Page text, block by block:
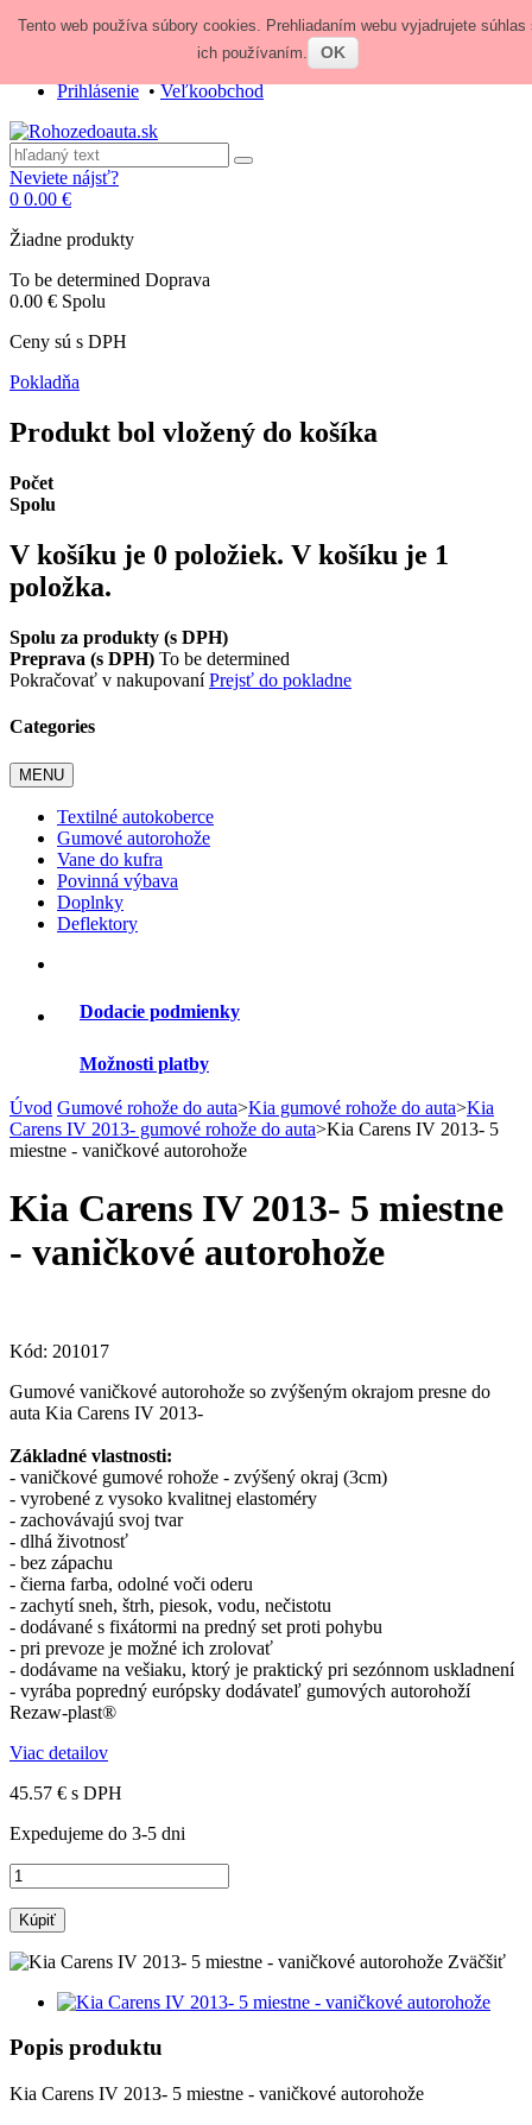
Zavolajte nám:+421 948 84 64 64
obchod@rohozedoauta.sk
Prihlásenie•Veľkoobchod
Neviete nájsť?
0 0.00 €
Žiadne produkty
To be determined Doprava
0.00 € Spolu
Ceny sú s DPH
Pokladňa
Produkt bol vložený do košíka
Počet
Spolu
V košíku je 0 položiek. V košíku je 1
položka.
Spolu za produkty (s DPH)
Preprava (s DPH) To be determined
Pokračovať v nakupovaníPrejsť do pokladne
Categories
MENU
Textilné autokoberce
Gumové autorohože
Vane do kufra
Povinná výbava
Doplnky
Deflektory
Dodacie podmienky
Možnosti platby
Úvod Gumové rohože do auta>Kia gumové rohože do auta>Kia
Carens IV 2013- gumové rohože do auta>Kia Carens IV 2013- 5
miestne - vaničkové autorohože
Kia Carens IV 2013- 5 miestne
- vaničkové autorohože
Kód: 201017
Gumové vaničkové autorohože so zvýšeným okrajom presne do
auta Kia Carens IV 2013-
Základné vlastnosti:
- vaničkové gumové rohože - zvýšený okraj (3cm)
- vyrobené z vysoko kvalitnej elastoméry
- zachovávajú svoj tvar
- dlhá životnosť
- bez zápachu
- čierna farba, odolné voči oderu
- zachytí sneh, štrh, piesok, vodu, nečistotu
- dodávané s fixátormi na predný set proti pohybu
- pri prevoze je možné ich zrolovať
- dodávame na vešiaku, ktorý je praktický pri sezónnom uskladnení
- vyrába popredný európsky dodávateľ gumových autorohoží
Rezaw-plast®
Viac detailov
45.57 € s DPH
Expedujeme do 3-5 dni
Kúpiť
Zväčšiť
Popis produktu
Kia Carens IV 2013- 5 miestne - vaničkové autorohože
Tento web používa súbory cookies. Prehliadaním webu vyjadrujete súhlas
ich používaním.
OK